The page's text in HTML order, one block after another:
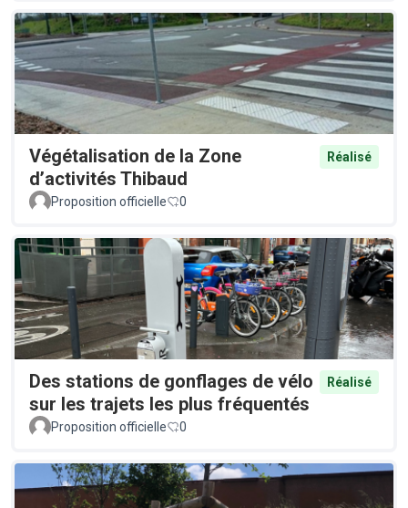
Végétalisation de la Zone
d’activités Thibaud
Réalisé
Proposition officielle 0
Des stations de gonflages de vélo
sur les trajets les plus fréquentés
Réalisé
Proposition officielle 0